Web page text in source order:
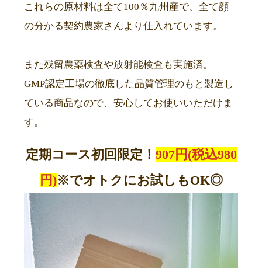
これらの原材料は全て100％九州産で、全て顔
の分かる契約農家さんより仕入れています。
また残留農薬検査や放射能検査も実施済。
GMP認定工場の徹底した品質管理のもと製造し
ている商品なので、安心してお使いいただけま
す。
定期コース初回限定！ 907円(税込980
円)※でオトクにお試しもOK◎